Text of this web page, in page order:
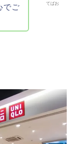
てばお
でご